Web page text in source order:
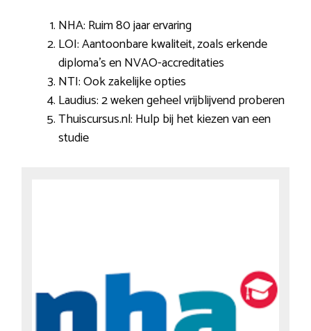
NHA: Ruim 80 jaar ervaring
LOI: Aantoonbare kwaliteit, zoals erkende
diploma’s en NVAO-accreditaties
NTI: Ook zakelijke opties
Laudius: 2 weken geheel vrijblijvend proberen
Thuiscursus.nl: Hulp bij het kiezen van een
studie